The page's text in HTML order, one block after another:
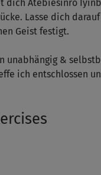
dich Atebiesinro
Lasse dich
Geist festigt.
unabhängig &
ich entschlossen